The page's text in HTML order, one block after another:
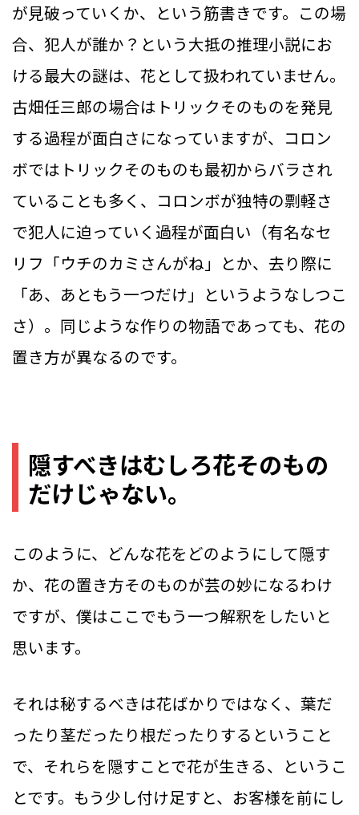
が見破っていくか、という筋書きです。この場
合、犯人が誰か？という大抵の推理小説にお
ける最大の謎は、花として扱われていません。
古畑任三郎の場合はトリックそのものを発見
する過程が面白さになっていますが、コロン
ボではトリックそのものも最初からバラされ
ていることも多く、コロンボが独特の剽軽さ
で犯人に迫っていく過程が面白い（有名なセ
リフ「ウチのカミさんがね」とか、去り際に
「あ、あともう一つだけ」というようなしつこ
さ）。同じような作りの物語であっても、花の
置き方が異なるのです。
隠すべきはむしろ花そのもの
だけじゃない。
このように、どんな花をどのようにして隠す
か、花の置き方そのものが芸の妙になるわけ
ですが、僕はここでもう一つ解釈をしたいと
思います。
それは秘するべきは花ばかりではなく、葉だ
ったり茎だったり根だったりするということ
で、それらを隠すことで花が生きる、というこ
とです。もう少し付け足すと、お客様を前にし